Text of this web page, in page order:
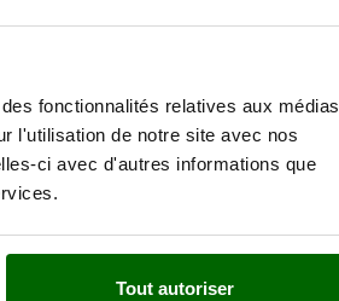
fonctionnalités relatives aux médias
l'utilisation de notre site avec nos
ci avec d'autres informations que
Tout autoriser